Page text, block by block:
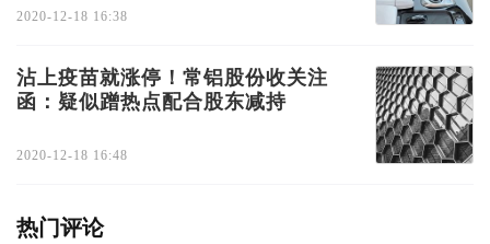
2020-12-18 16:38
沾上疫苗就涨停！常铝股份收关注
函：疑似蹭热点配合股东减持
2020-12-18 16:48
热门评论